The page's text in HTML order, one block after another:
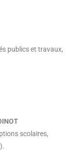
publics et travaux,
scolaires,